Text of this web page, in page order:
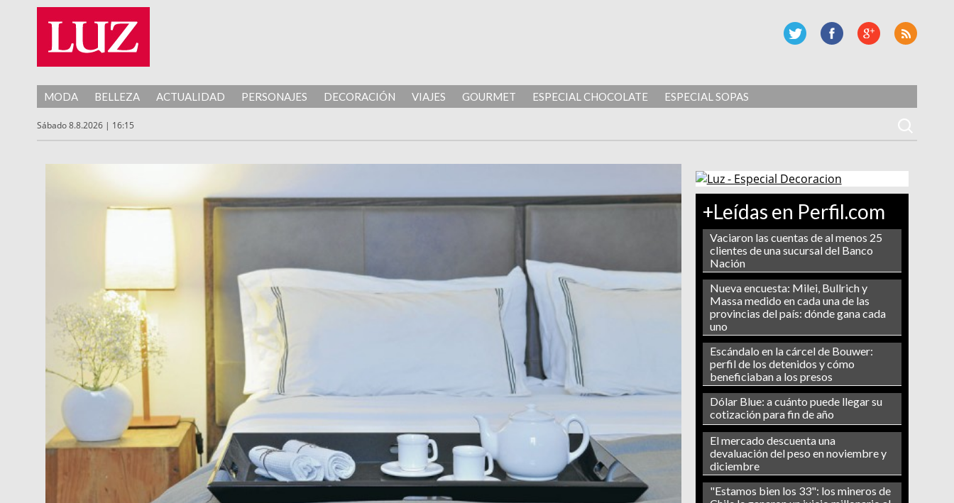
MODA BELLEZA ACTUALIDAD PERSONAJES DECORACIÓN VIAJES GOURMET ESPECIAL CHOCOLATE ESPECIAL SOPAS
Sábado 8.8.2026 | 16:15
+Leídas en Perfil.com
Vaciaron las cuentas de al menos 25
clientes de una sucursal del Banco
Nación
Nueva encuesta: Milei, Bullrich y
Massa medido en cada una de las
provincias del país: dónde gana cada
uno
Escándalo en la cárcel de Bouwer:
perfil de los detenidos y cómo
beneficiaban a los presos
Dólar Blue: a cuánto puede llegar su
cotización para fin de año
El mercado descuenta una
devaluación del peso en noviembre y
diciembre
"Estamos bien los 33": los mineros de